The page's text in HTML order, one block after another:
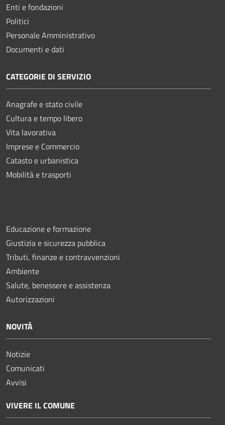
Enti e fondazioni
Politici
Personale Amministrativo
Documenti e dati
CATEGORIE DI SERVIZIO
Anagrafe e stato civile
Cultura e tempo libero
Vita lavorativa
Imprese e Commercio
Catasto e urbanistica
Mobilità e trasporti
Educazione e formazione
Giustizia e sicurezza pubblica
Tributi, finanze e contravvenzioni
Ambiente
Salute, benessere e assistenza
Autorizzazioni
NOVITÀ
Notizie
Comunicati
Avvisi
VIVERE IL COMUNE